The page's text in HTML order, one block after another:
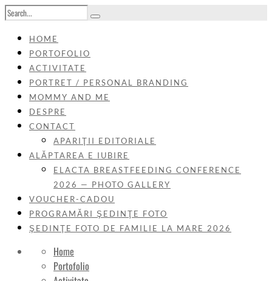
HOME
PORTOFOLIO
ACTIVITATE
PORTRET / PERSONAL BRANDING
MOMMY AND ME
DESPRE
CONTACT
APARIŢII EDITORIALE
ALĂPTAREA E IUBIRE
ELACTA BREASTFEEDING CONFERENCE
2026 — PHOTO GALLERY
VOUCHER-CADOU
PROGRAMĂRI ŞEDINŢE FOTO
ŞEDINŢE FOTO DE FAMILIE LA MARE 2026
Home
Portofolio